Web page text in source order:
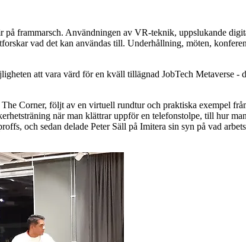
frammarsch. Användningen av VR-teknik, uppslukande
vad det kan användas till. Underhållning, möten,
att vara värd för en kväll tillägnad JobTech Metaverse
Corner, följt av en virtuell rundtur och praktiska exempel
när man klättrar uppför en telefonstolpe, till hur
och sedan delade Peter Säll på Imitera sin syn på vad